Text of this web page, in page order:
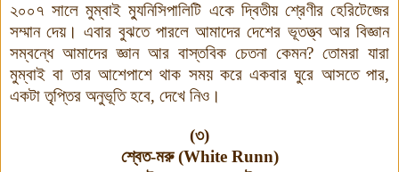
২০০৭ সালে মুম্বাই ম্যুনিসিপালিটি একে দ্বিতীয় শ্রেণীর হেরিটেজের
সম্মান দেয়। এবার বুঝতে পারলে আমাদের দেশের ভূতত্ত্ব আর বিজ্ঞান
সম্বন্ধে আমাদের জ্ঞান আর বাস্তবিক চেতনা কেমন? তোমরা যারা
মুম্বাই বা তার আশেপাশে থাক সময় করে একবার ঘুরে আসতে পার,
একটা তৃপ্তির অনুভূতি হবে, দেখে নিও।
(৩)
শ্বেত-মরু(White Runn)